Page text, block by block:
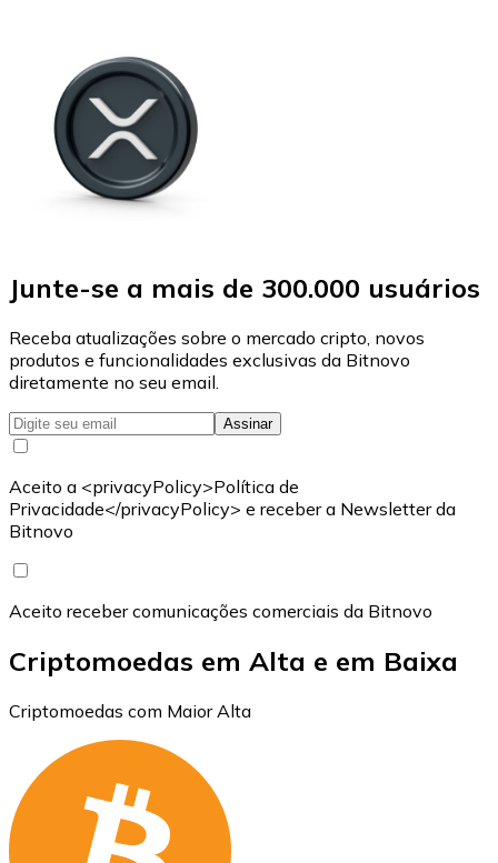
Junte-se a mais de 300.000 usuários
Receba atualizações sobre o mercado cripto, novos
produtos e funcionalidades exclusivas da Bitnovo
diretamente no seu email.
Assinar
Aceito a <privacyPolicy>Política de
Privacidade</privacyPolicy> e receber a Newsletter da
Bitnovo
Aceito receber comunicações comerciais da Bitnovo
Criptomoedas em Alta e em Baixa
Criptomoedas com Maior Alta